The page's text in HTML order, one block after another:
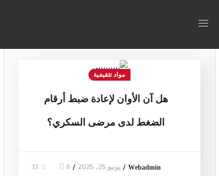
مواد تثقيفية
هل آن الأوان لإعادة ضبط أرقام
الضغط لدى مرضى السكري؟
Webadmin يونيو 25, 2025 0
33